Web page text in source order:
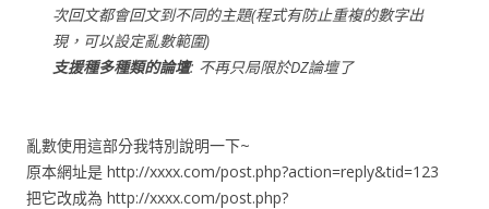
次回文都會回文到不同的主題(程式有防止重複的數字出
現，可以設定亂數範圍)
支援種多種類的論壇: 不再只局限於DZ論壇了
亂數使用這部分我特別說明一下~
原本網址是 http://xxxx.com/post.php?action=reply&tid=123
把它改成為 http://xxxx.com/post.php?